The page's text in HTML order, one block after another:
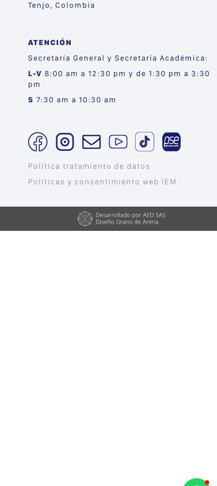
Tenjo, Colombia
ATENCIÓN
Secretaría General y Secretaría Académica:
L-V 8:00 am a 12:30 pm y de 1:30 pm a 3:30
pm
S7:30 am a 10:30 am
Política tratamiento de datos
Políticas y consentimiento web IEM